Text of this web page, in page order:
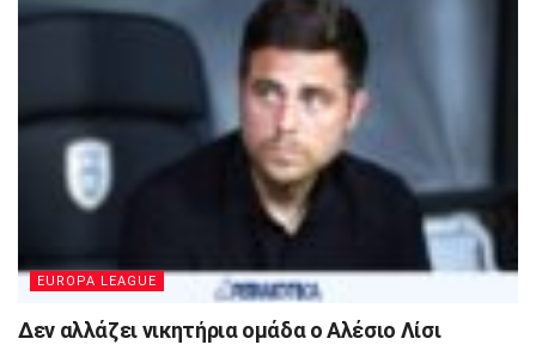
EUROPA LEAGUE
Δεν αλλάζει νικητήρια ομάδα ο Αλέσιο Λίσι